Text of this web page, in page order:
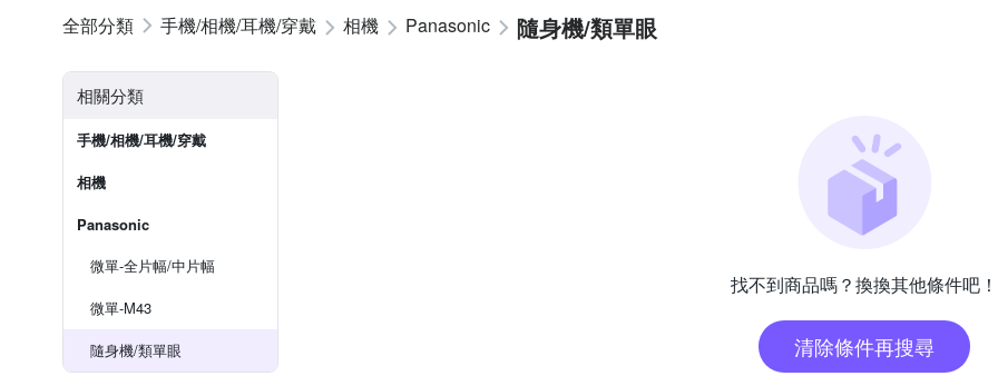
手機/相機/耳機/穿戴 相機 Panasonic 隨身機/類單眼
相關分類
手機/相機/耳機/穿戴
相機
Panasonic
微單-全片幅/中片幅
微單-M43
隨身機/類單眼
找不到商品嗎？換換其他條件吧！
清除條件再搜尋